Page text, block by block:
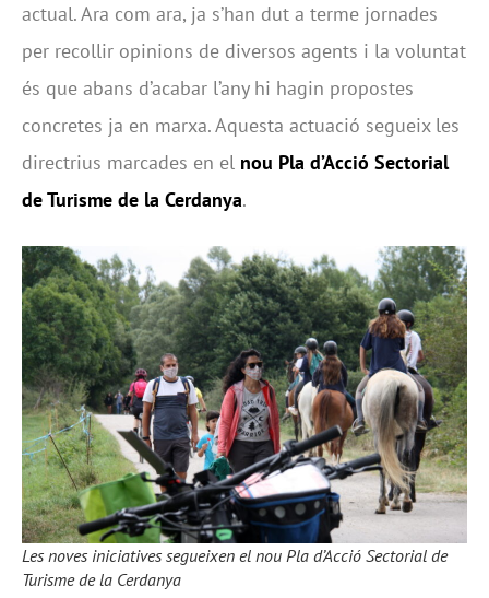
actual. Ara com ara, ja s’han dut a terme jornades
per recollir opinions de diversos agents i la voluntat
és que abans d’acabar l’any hi hagin propostes
concretes ja en marxa. Aquesta actuació segueix les
directrius marcades en el nou Pla d’Acció Sectorial
de Turisme de la Cerdanya.
Les noves iniciatives segueixen el nou Pla d’Acció Sectorial de
Turisme de la Cerdanya